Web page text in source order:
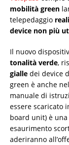
mobilità green
telepedaggio
device non più
Il nuovo
tonalità verde,
gialle dei device
green è anche nel
manuale di
essere scaricato
board unit) è
esaurimento
aderiranno